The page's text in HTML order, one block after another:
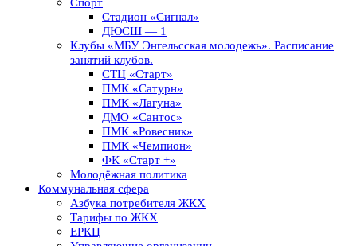
Спорт
Стадион «Сигнал»
ДЮСШ — 1
Клубы «МБУ Энгельсская молодежь». Расписание
занятий клубов.
СТЦ «Старт»
ПМК «Сатурн»
ПМК «Лагуна»
ДМО «Сантос»
ПМК «Ровесник»
ПМК «Чемпион»
ФК «Старт +»
Молодёжная политика
Коммунальная сфера
Азбука потребителя ЖКХ
Тарифы по ЖКХ
ЕРКЦ